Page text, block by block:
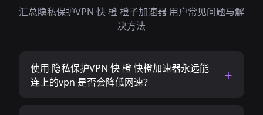
汇总隐私保护VPN 快 橙 橙子加速器 用户常见问题与解
决方法
使用 隐私保护VPN 快 橙 快橙加速器永远能
连上的vpn 是否会降低网速？